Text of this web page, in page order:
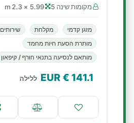
מקומות שינה 5 5.99 × 2.3 m
מזגן קדמי מקלחת
שירותים
מותרת הסעת חיות מחמד
מותאם לנסיעה בתנאי חורף / קיפאון
141.1
€ EUR ללילה